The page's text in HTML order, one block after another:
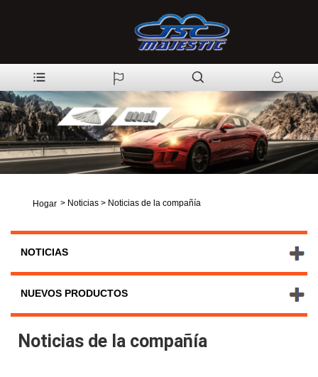
Hogar > Noticias > Noticias de la compañía
NOTICIAS
NUEVOS PRODUCTOS
Noticias de la compañía